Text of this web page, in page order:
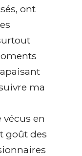
ont
ma
en
goût des